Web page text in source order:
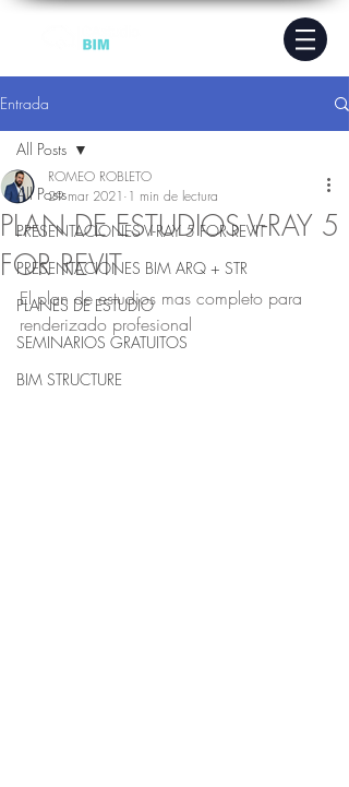
Entrada
All Posts
PRESENTACIONES V-RAY 5 FOR REVIT
PRESENTACIONES BIM ARQ + STR
PLANES DE ESTUDIO
SEMINARIOS GRATUITOS
BIM STRUCTURE
All Posts
PLAN DE ESTUDIOS V-RAY 5
FOR REVIT
ROMEO ROBLETO
29 mar 2021 1 min de lectura
El plan de estudios mas completo para
renderizado profesional